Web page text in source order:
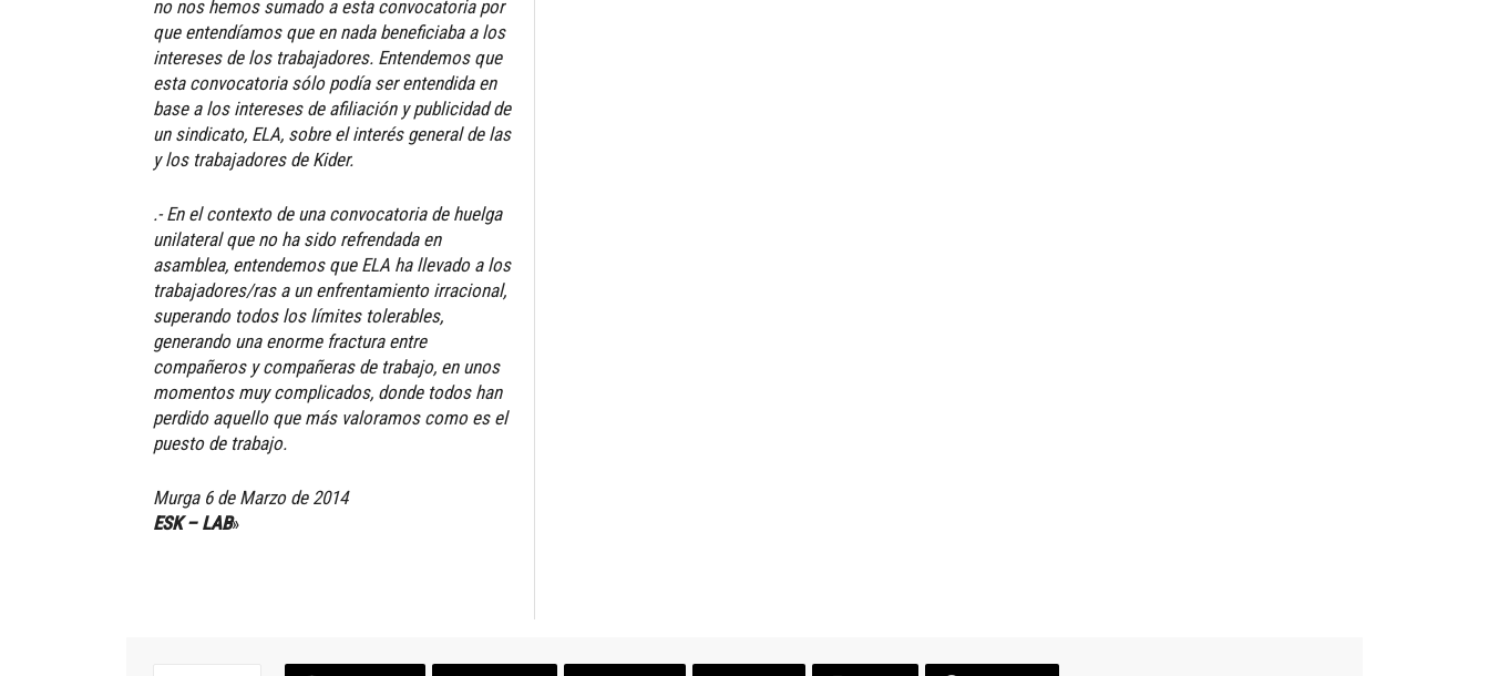
no nos hemos sumado a esta convocatoria por
que entendíamos que en nada beneficiaba a los
intereses de los trabajadores. Entendemos que
esta convocatoria sólo podía ser entendida en
base a los intereses de afiliación y publicidad de
un sindicato, ELA, sobre el interés general de las
y los trabajadores de Kider.
.- En el contexto de una convocatoria de huelga
unilateral que no ha sido refrendada en
asamblea, entendemos que ELA ha llevado a los
trabajadores/ras a un enfrentamiento irracional,
superando todos los límites tolerables,
generando una enorme fractura entre
compañeros y compañeras de trabajo, en unos
momentos muy complicados, donde todos han
perdido aquello que más valoramos como es el
puesto de trabajo.
Murga 6 de Marzo de 2014
ESK – LAB»